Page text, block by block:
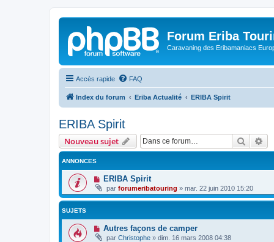
Forum Eriba
Caravaning des Eribamaniacs
Accès rapide FAQ
Index du forum Eriba Actualité ERIBA Spirit
ERIBA Spirit
Nouveau sujet
ANNONCES
ERIBA Spirit
par forumeribatouring » mar. 22 juin 2010 15:20
SUJETS
Autres façons de camper
par Christophe » dim. 16 mars 2008 04:38